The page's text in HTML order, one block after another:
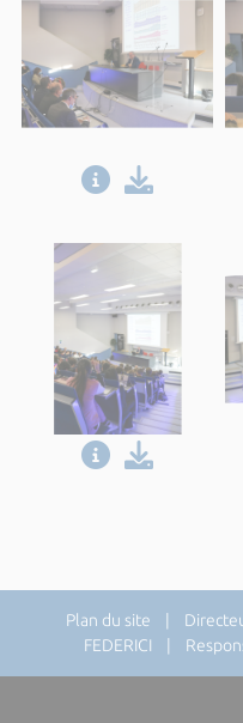
Plan du site |
FEDERICI |